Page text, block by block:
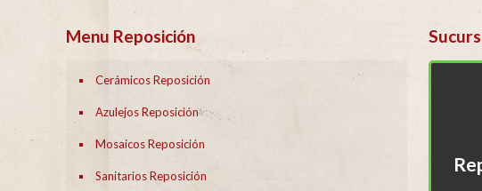
Menu Reposición
Cerámicos Reposición
Azulejos Reposición
Mosaicos Reposición
Sanitarios Reposición